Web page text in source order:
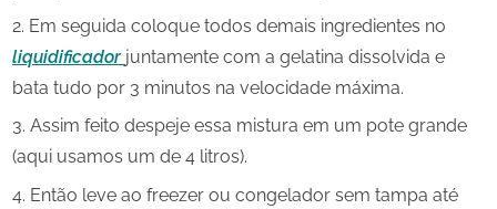
Em seguida coloque todos demais ingredientes no
liquidificador juntamente com a gelatina dissolvida e
bata tudo por 3 minutos na velocidade máxima.
Assim feito despeje essa mistura em um pote grande
(aqui usamos um de 4 litros).
Então leve ao freezer ou congelador sem tampa até